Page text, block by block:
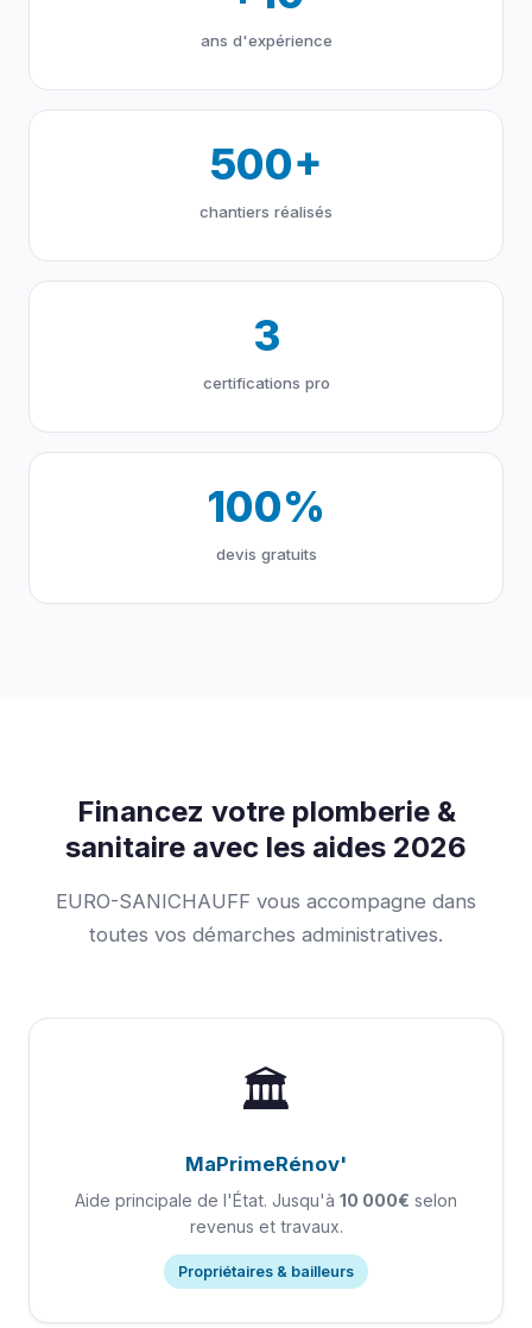
ans d'expérience
500+
chantiers réalisés
3
certifications pro
100%
devis gratuits
Financez votre plomberie &
sanitaire avec les aides 2026
EURO-SANICHAUFF vous accompagne dans
toutes vos démarches administratives.
🏛️
MaPrimeRénov'
Aide principale de l'État. Jusqu'à 10 000€ selon
revenus et travaux.
Propriétaires & bailleurs